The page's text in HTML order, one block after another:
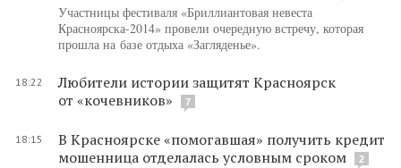
Участницы фестиваля «Бриллиантовая невеста
Красноярска-2014» провели очередную встречу, которая
прошла на базе отдыха «Загляденье».
18:22
Любители истории защитят Красноярск
от «кочевников»
7
18:15
В Красноярске «помогавшая» получить кредит
мошенница отделалась условным сроком
2